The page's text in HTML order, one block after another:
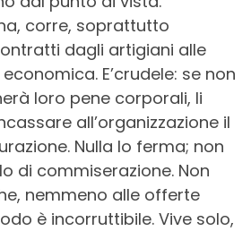
corre, soprattutto
dagli artigiani alle
E’crudele: se non
loro pene corporali, li
all’organizzazione il
Nulla lo ferma; non
di commiserazione. Non
nemmeno alle offerte
è incorruttibile. Vive solo,